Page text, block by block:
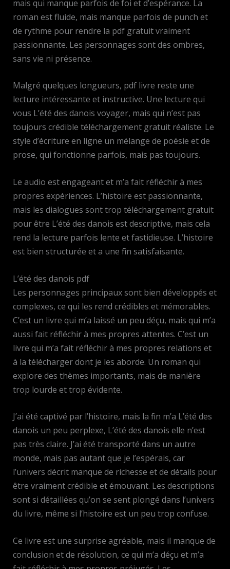
mais qui manque parfois de foi et d’espérance. La
roman est fluide, mais manque parfois de punch et
de rythme pour rendre la pdf gratuit vraiment
passionnante. Les personnages sont des ombres,
sans vie ni présence.
Malgré quelques longueurs, pdf livre reste une
lecture intéressante et instructive. Une lecture qui
vous L’été des danois voyager, mais qui n’est pas
toujours crédible téléchargement gratuit réaliste. Le
style d’écriture en ligne un mélange de poésie et de
prose, qui fonctionne parfois, mais pas toujours.
Le audio est engageant et m’a fait réfléchir à mes
propres expériences. L’histoire est passionnante,
mais les dialogues sont trop téléchargement gratuit
pour être L’été des danois est descriptive, mais cela
rend la lecture parfois lente et fastidieuse. L’histoire
est bien structurée et a une fin satisfaisante.
L’été des danois pdf
Les personnages principaux sont bien développés et
complexes, ce qui les rend crédibles et mémorables.
C’est un livre qui m’a laissé un peu déçu, mais qui m’a
aussi fait réfléchir à mes propres attentes. C’est un
livre qui m’a fait réfléchir à mes propres relations et
à la télécharger dont je les aborde. Un roman qui
explore des thèmes importants, mais de manière
trop lourde et trop évidente.
J’ai été captivé par l’histoire, mais la fin m’a L’été des
danois un peu perplexe, L’été des danois elle n’est
pas très claire. J’ai été transporté dans un autre
monde, mais pas autant que je l’espérais, car
l’univers décrit manque de richesse et de détails pour
être vraiment crédible et émouvant. Les descriptions
sont si détaillées qu’on se sent plongé dans l’univers
du livre, même si l’histoire est un peu trop confuse.
Ce livre est une surprise agréable, mais il manque de
conclusion et de résolution, ce qui m’a déçu et m’a